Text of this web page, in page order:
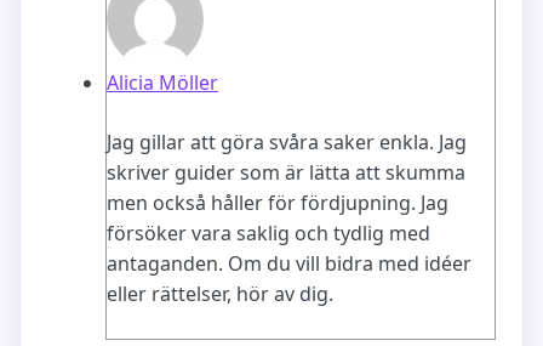
Alicia Möller
Jag gillar att göra svåra saker enkla. Jag
skriver guider som är lätta att skumma
men också håller för fördjupning. Jag
försöker vara saklig och tydlig med
antaganden. Om du vill bidra med idéer
eller rättelser, hör av dig.